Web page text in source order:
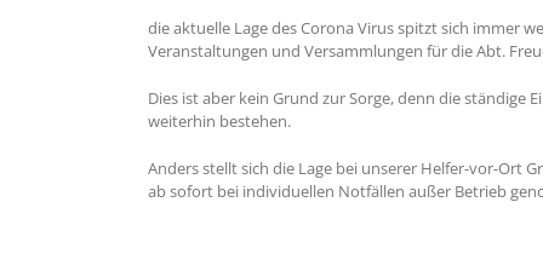
die aktuelle Lage des Corona Virus spitzt sich immer
Veranstaltungen und Versammlungen für die Abt.
Dies ist aber kein Grund zur Sorge, denn die
weiterhin bestehen.
Anders stellt sich die Lage bei unserer Helfer-vor-Ort
ab sofort bei individuellen Notfällen außer Betrieb